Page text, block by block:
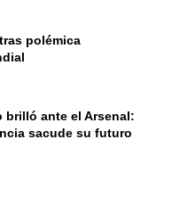
polémica
ante el Arsenal:
sacude su futuro